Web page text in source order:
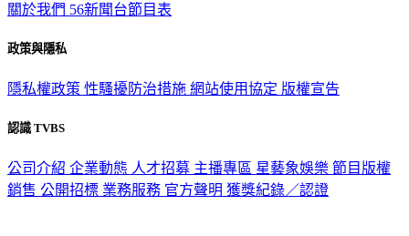
關於我們 56新聞台節目表
政策與隱私
隱私權政策 性騷擾防治措施 網站使用協定 版權宣告
認識 TVBS
公司介紹 企業動態 人才招募 主播專區 星藝象娛樂 節目版權
銷售 公開招標 業務服務 官方聲明 獲獎紀錄／認證